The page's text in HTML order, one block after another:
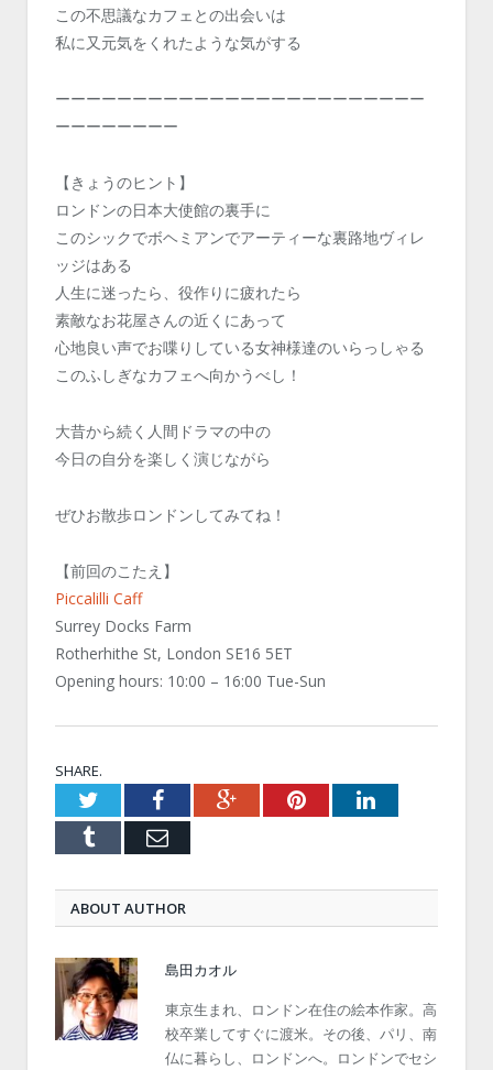
この不思議なカフェとの出会いは
私に又元気をくれたような気がする
ーーーーーーーーーーーーーーーーーーーーーーーー
ーーーーーーーー
【きょうのヒント】
ロンドンの日本大使館の裏手に
このシックでボヘミアンでアーティーな裏路地ヴィレ
ッジはある
人生に迷ったら、役作りに疲れたら
素敵なお花屋さんの近くにあって
心地良い声でお喋りしている女神様達のいらっしゃる
このふしぎなカフェへ向かうべし！
大昔から続く人間ドラマの中の
今日の自分を楽しく演じながら
ぜひお散歩ロンドンしてみてね！
【前回のこたえ】
Piccalilli Caff
Surrey Docks Farm
Rotherhithe St, London SE16 5ET
Opening hours: 10:00 – 16:00 Tue-Sun
SHARE.
TwitterFacebookGoogle+PinterestLinkedIn
Tumblr Email
ABOUT AUTHOR
島田カオル
東京生まれ、ロンドン在住の絵本作家。高
校卒業してすぐに渡米。その後、パリ、南
仏に暮らし、ロンドンへ。ロンドンでセシ